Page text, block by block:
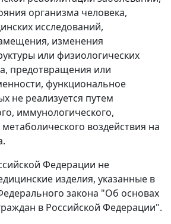
организма человека,
исследований,
изменения
или физиологических
предотвращения или
функциональное
не реализуется путем
иммунологического,
воздействия на
Федерации не
изделия, указанные в
закона "Об основах
в Российской Федерации".